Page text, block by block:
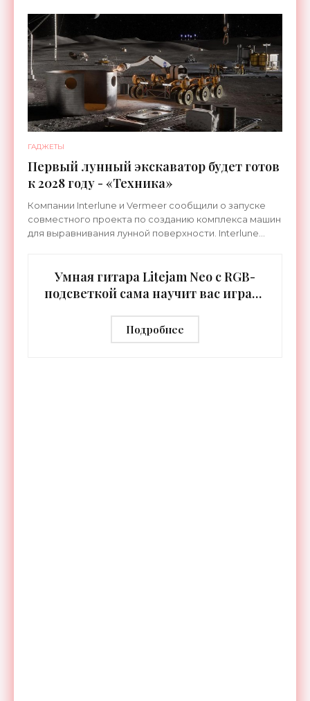
ракетные
ГАДЖЕТЫ
Первый лунный экскаватор будет готов
к 2028 году - «Техника»
Компании Interlune и Vermeer сообщили о запуске
совместного проекта по созданию комплекса машин
для выравнивания лунной поверхности. Interlune
Умная гитара Litejam Neo с RGB-
подсветкой сама научит вас играть
Подробнее